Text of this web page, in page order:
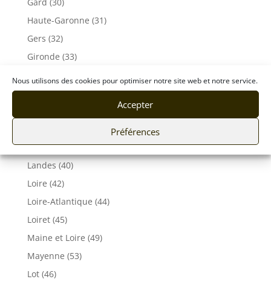
Nous utilisons des cookies pour optimiser notre site web et notre service.
Accepter
Préférences
Gard (30)
Haute-Garonne (31)
Gers (32)
Gironde (33)
Ille-et-Vilaine (35)
Jura (39)
Landes (40)
Loire (42)
Loire-Atlantique (44)
Loiret (45)
Maine et Loire (49)
Mayenne (53)
Lot (46)